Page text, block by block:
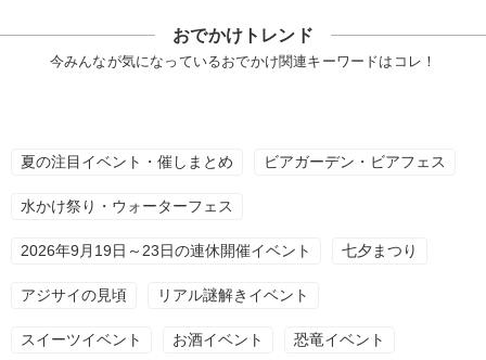
おでかけトレンド
今みんなが気になっているおでかけ関連キーワードはコレ！
夏の注目イベント・催しまとめ ビアガーデン・ビアフェス
水かけ祭り・ウォーターフェス
2026年9月19日～23日の連休開催イベント 七夕まつり
アジサイの見頃 リアル謎解きイベント
スイーツイベント お酒イベント 恐竜イベント